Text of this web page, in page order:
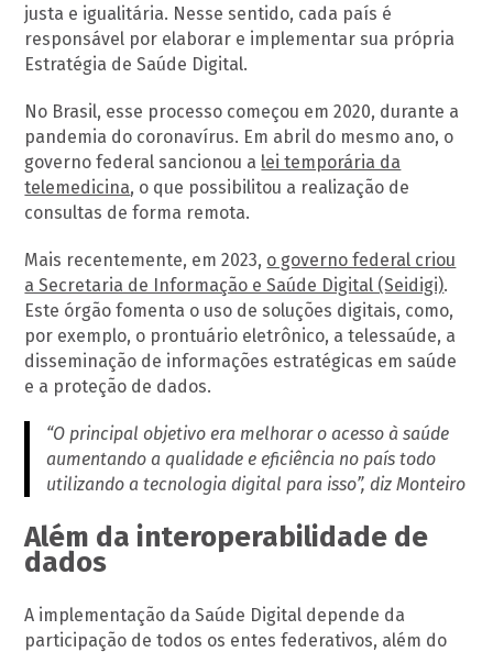
justa e igualitária. Nesse sentido, cada país é
responsável por elaborar e implementar sua própria
Estratégia de Saúde Digital.
No Brasil, esse processo começou em 2020, durante a
pandemia do coronavírus. Em abril do mesmo ano, o
governo federal sancionou a lei temporária da
telemedicina, o que possibilitou a realização de
consultas de forma remota.
Mais recentemente, em 2023, o governo federal criou
a Secretaria de Informação e Saúde Digital (Seidigi).
Este órgão fomenta o uso de soluções digitais, como,
por exemplo, o prontuário eletrônico, a telessaúde, a
disseminação de informações estratégicas em saúde
e a proteção de dados.
“O principal objetivo era melhorar o acesso à saúde
aumentando a qualidade e eficiência no país todo
utilizando a tecnologia digital para isso”, diz Monteiro
Além da interoperabilidade de
dados
A implementação da Saúde Digital depende da
participação de todos os entes federativos, além do